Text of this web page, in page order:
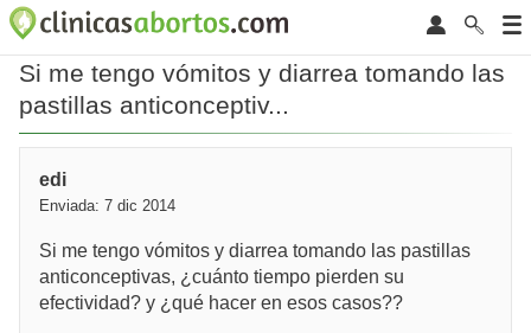
Si me tengo vómitos y diarrea tomando las
pastillas anticonceptiv...
edi
Enviada: 7 dic 2014
Si me tengo vómitos y diarrea tomando las pastillas
anticonceptivas, ¿cuánto tiempo pierden su
efectividad? y ¿qué hacer en esos casos??